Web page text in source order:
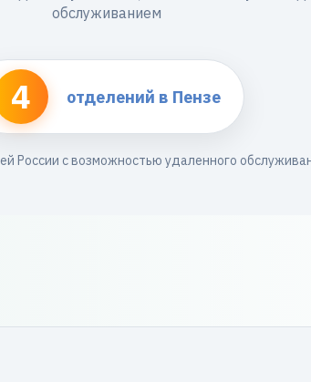
обслуживанием
4 отделений в Пензе
России с возможностью удаленного